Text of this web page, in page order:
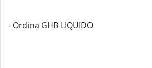
- Ordina GHB LIQUIDO